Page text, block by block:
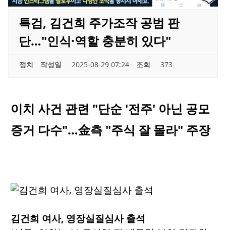
특검, 김건희 주가조작 공범 판
단…"인식·역할 충분히 있다"
정치 작성일 2025-08-29 07:24 조회 373
이치 사건 관련 "단순 '전주' 아닌 공모
증거 다수"…金측 "주식 잘 몰라" 주장
김건희 여사, 영장실질심사 출석